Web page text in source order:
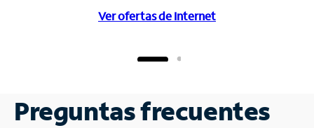
Ver ofertas de Internet
Preguntas frecuentes